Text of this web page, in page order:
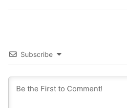
Subscribe